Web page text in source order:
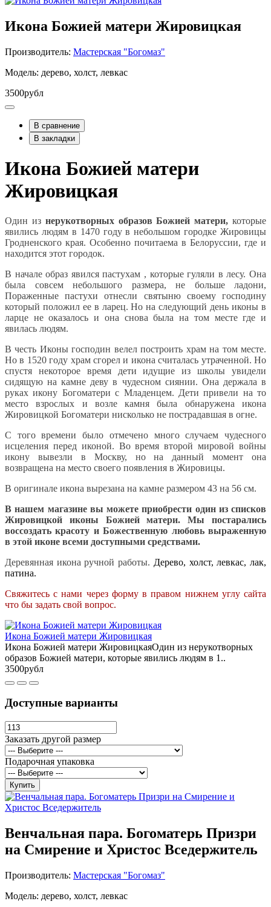
Икона Божией матери Жировицкая
Производитель: Мастерская "Богомаз"
Модель: дерево, холст, левкас
3500рубл
В сравнение
В закладки
Икона Божией матери
Жировицкая
Один из нерукотворных образов Божией матери,которые
явились людям в 1470 году в небольшом городке Жировицы
Гродненского края. Особенно почитаема в Белоруссии, где и
находится этот городок.
В начале образ явился пастухам , которые гуляли в лесу. Она
была совсем небольшого размера, не больше ладони,
Пораженные пастухи отнесли святыню своему господину
который положил ее в ларец. Но на следующий день иконы в
ларце не оказалось и она снова была на том месте где и
явилась людям.
В честь Иконы господин велел построить храм на том месте.
Но в 1520 году храм сгорел и икона считалась утраченной. Но
спустя некоторое время дети идущие из школы увидели
сидящую на камне деву в чудесном сиянии. Она держала в
руках икону Богоматери с Младенцем. Дети привели на то
место взрослых и возле камня была обнаружена икона
Жировицкой Богоматери нисколько не пострадавшая в огне.
С того времени было отмечено много случаем чудесного
исцеления перед иконой. Во время второй мировой войны
икону вывезли в Москву, но на данный момент она
возвращена на место своего появления в Жировицы.
В оригинале икона вырезана на камне размером 43 на 56 см.
В нашем магазине вы можете приобрести один из списков
Жировицкой иконы Божией матери. Мы постарались
воссоздать красоту и Божественную любовь выраженную
в этой иконе всеми доступными средствами.
Деревянная икона ручной работы. Дерево, холст, левкас, лак,
патина.
Свяжитесь с нами через форму в правом нижнем углу сайта
что бы задать свой вопрос.
Икона Божией матери Жировицкая
Икона Божией матери ЖировицкаяОдин из нерукотворных
образов Божией матери, которые явились людям в 1..
3500рубл
Доступные варианты
Заказать другой размер
Подарочная упаковка
Купить
Венчальная пара. Богоматерь Призри
на Смирение и Христос Вседержитель
Производитель: Мастерская "Богомаз"
Модель: дерево, холст, левкас